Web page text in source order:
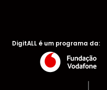
DigitALL é um programa da: